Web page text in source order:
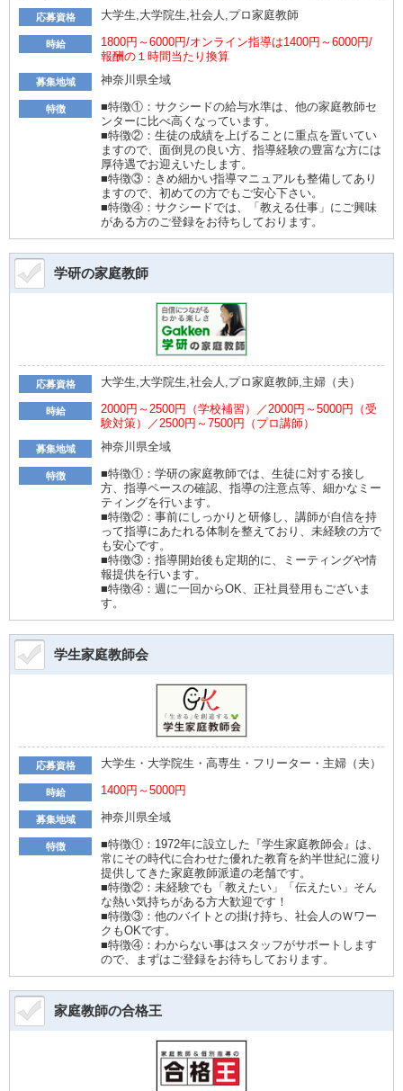
応募資格 大学生,大学院生,社会人,プロ家庭教師
時給
1800円～6000円/オンライン指導は1400円～6000円/
報酬の１時間当たり換算
募集地域 神奈川県全域
特徴
■特徴①：サクシードの給与水準は、他の家庭教師セ
ンターに比べ高くなっています。
■特徴②：生徒の成績を上げることに重点を置いてい
ますので、面倒見の良い方、指導経験の豊富な方には
厚待遇でお迎えいたします。
■特徴③：きめ細かい指導マニュアルも整備してあり
ますので、初めての方でもご安心下さい。
■特徴④：サクシードでは、「教える仕事」にご興味
がある方のご登録をお待ちしております。
学研の家庭教師
応募資格 大学生,大学院生,社会人,プロ家庭教師,主婦（夫）
時給
2000円～2500円（学校補習）／2000円～5000円（受
験対策）／2500円～7500円（プロ講師）
募集地域 神奈川県全域
特徴
■特徴①：学研の家庭教師では、生徒に対する接し
方、指導ペースの確認、指導の注意点等、細かなミー
ティングを行います。
■特徴②：事前にしっかりと研修し、講師が自信を持
って指導にあたれる体制を整えており、未経験の方で
も安心です。
■特徴③：指導開始後も定期的に、ミーティングや情
報提供を行います。
■特徴④：週に一回からOK、正社員登用もございま
す。
学生家庭教師会
応募資格 大学生・大学院生・高専生・フリーター・主婦（夫）
時給 1400円～5000円
募集地域 神奈川県全域
特徴
■特徴①：1972年に設立した『学生家庭教師会』は、
常にその時代に合わせた優れた教育を約半世紀に渡り
提供してきた家庭教師派遣の老舗です。
■特徴②：未経験でも「教えたい」「伝えたい」そん
な熱い気持ちがある方大歓迎です！
■特徴③：他のバイトとの掛け持ち、社会人のＷワー
クもOKです。
■特徴④：わからない事はスタッフがサポートします
ので、まずはご登録をお待ちしております。
家庭教師の合格王